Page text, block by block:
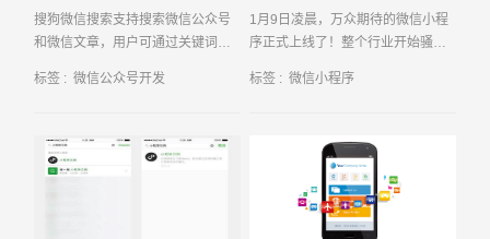
搜狗微信搜索支持搜索微信公众号
和微信文章，用户可通过关键词搜
公众号推送的文章；那么有搜索就
标签 : 微信公众号开发
1月9日凌晨，万众期待的微信小程
序正式上线了！整个行业开始骚动
撕百度，脚踹阿里 听起来似乎有点
标签 : 微信小程序